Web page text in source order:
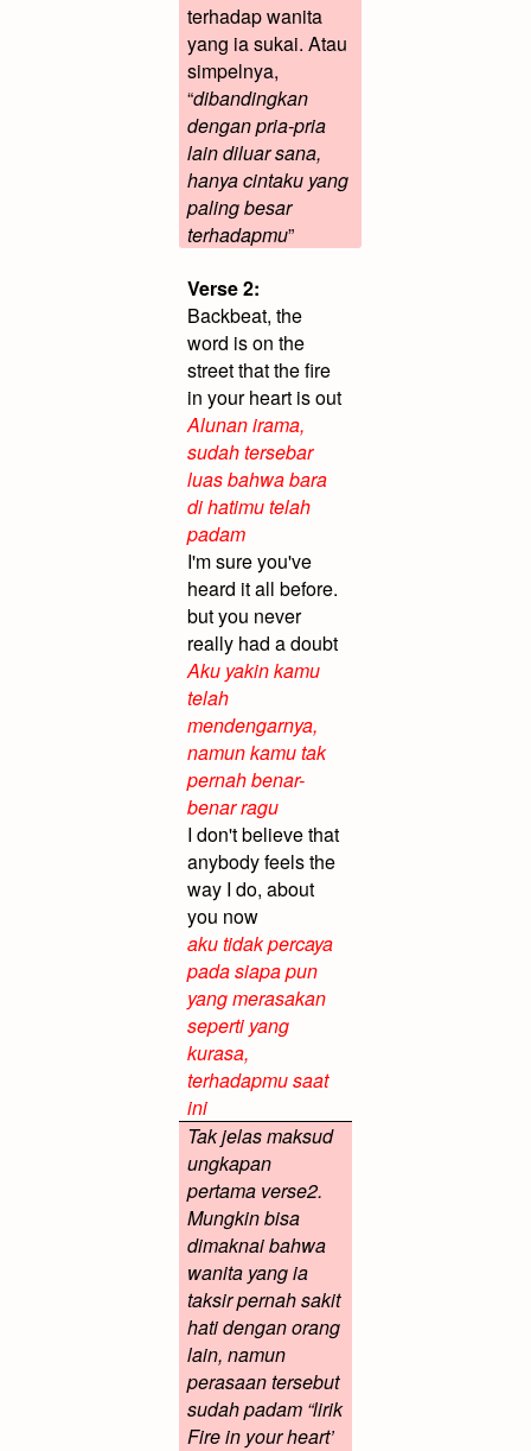
terhadap wanita
yang ia sukai. Atau
simpelnya,
“dibandingkan
dengan pria-pria
lain diluar sana,
hanya cintaku yang
paling besar
terhadapmu”
Verse 2:
Backbeat, the
word is on the
street that the fire
in your heart is out
Alunan irama,
sudah tersebar
luas bahwa bara
di hatimu telah
padam
I'm sure you've
heard it all before.
but you never
really had a doubt
Aku yakin kamu
telah
mendengarnya,
namun kamu tak
pernah benar-
benar ragu
I don't believe that
anybody feels the
way I do, about
you now
aku tidak percaya
pada siapa pun
yang merasakan
seperti yang
kurasa,
terhadapmu saat
ini
Tak jelas maksud
ungkapan
pertama verse2.
Mungkin bisa
dimaknai bahwa
wanita yang ia
taksir pernah sakit
hati dengan orang
lain, namun
perasaan tersebut
sudah padam “lirik
Fire in your heart’